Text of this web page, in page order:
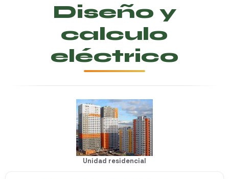
Diseño y
calculo
eléctrico
Unidad residencial